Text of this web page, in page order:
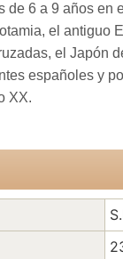
6 a 9 años
el
el Japón
españoles y
XX.